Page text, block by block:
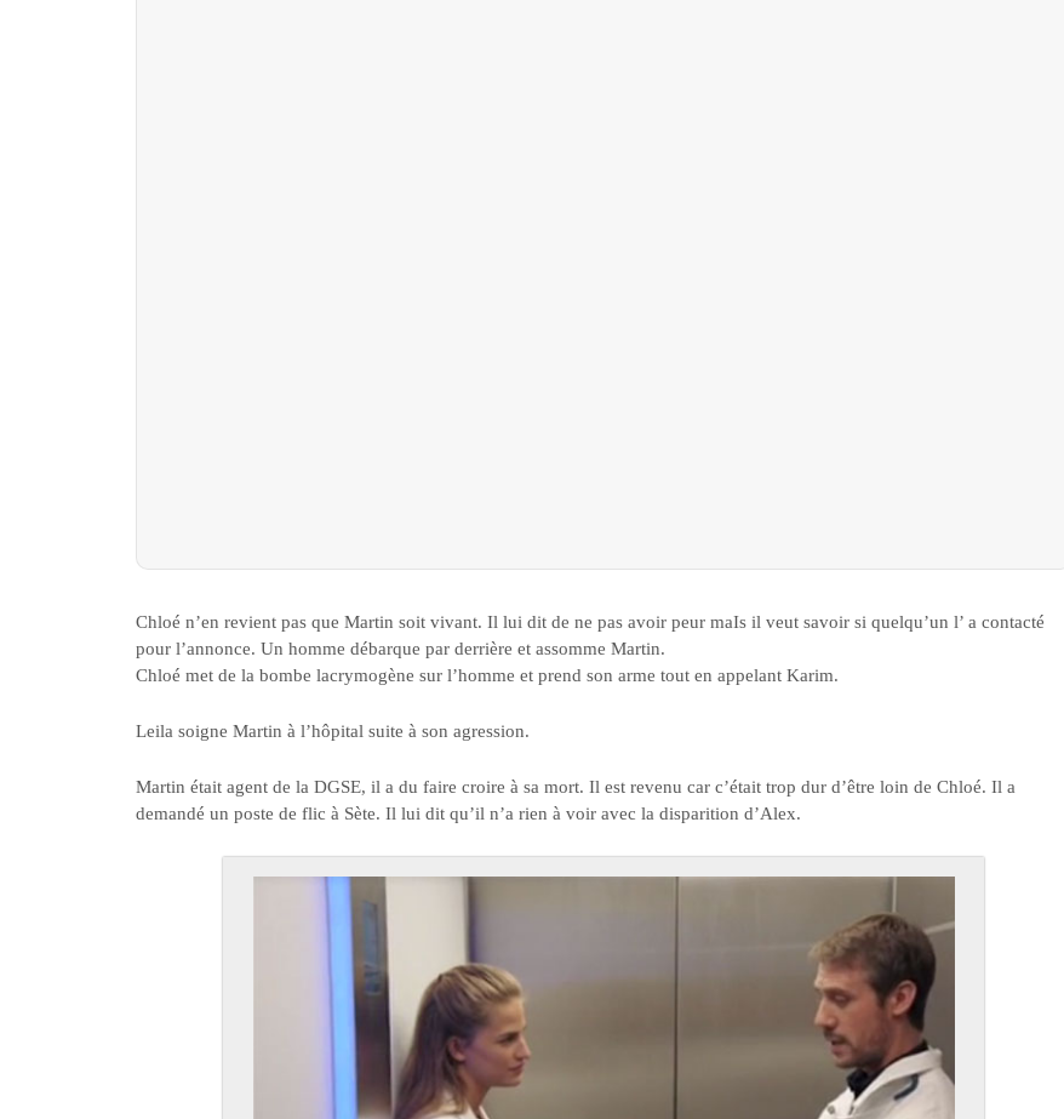
Chloé n’en revient pas que Martin soit vivant. Il lui dit de ne pas avoir peur maIs il veut savoir si quelqu’un l’ a contacté
pour l’annonce. Un homme débarque par derrière et assomme Martin.
Chloé met de la bombe lacrymogène sur l’homme et prend son arme tout en appelant Karim.
Leila soigne Martin à l’hôpital suite à son agression.
Martin était agent de la DGSE, il a du faire croire à sa mort. Il est revenu car c’était trop dur d’être loin de Chloé. Il a
demandé un poste de flic à Sète. Il lui dit qu’il n’a rien à voir avec la disparition d’Alex.